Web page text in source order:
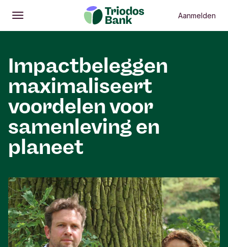
Openen
Hoofdmenu Aanmelden
Impactbeleggen
maximaliseert
voordelen voor
samenleving en
planeet